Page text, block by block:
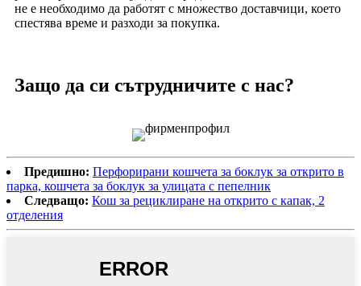
не е необходимо да работят с множество доставчици, което
спестява време и разходи за покупка.
Защо да си сътрудничите с нас?
Предишно: Перфорирани кошчета за боклук за открито в
парка, кошчета за боклук за улицата с пепелник
Следващо: Кош за рециклиране на открито с капак, 2
отделения